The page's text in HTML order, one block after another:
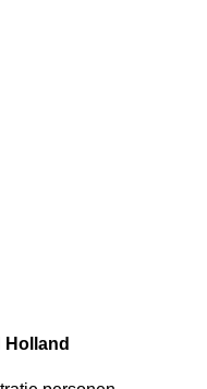
Holland